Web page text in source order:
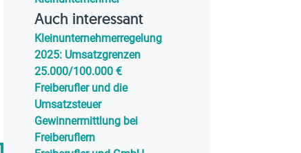
Auch interessant
Kleinunternehmerregelung
2025: Umsatzgrenzen
25.000/100.000 €
Freiberufler und die
Umsatzsteuer
Gewinnermittlung bei
Freiberuflern